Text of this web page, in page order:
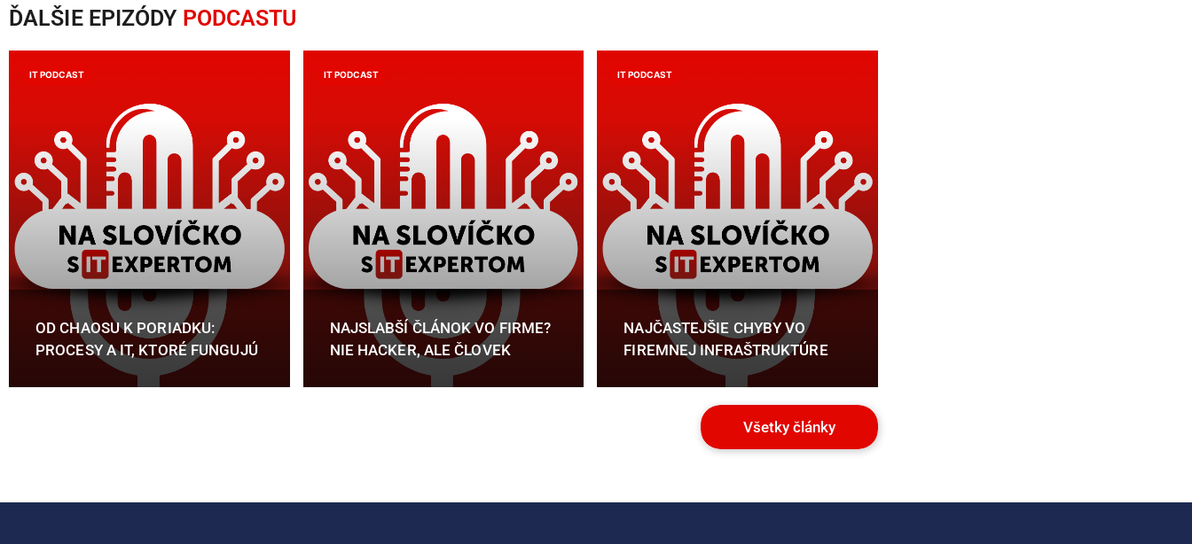
ĎALŠIE EPIZÓDY PODCASTU
OD CHAOSU K PORIADKU:
PROCESY A IT, KTORÉ FUNGUJÚ
IT PODCAST
NAJSLABŠÍ ČLÁNOK VO FIRME?
NIE HACKER, ALE ČLOVEK
IT PODCAST
NAJČASTEJŠIE CHYBY VO
FIREMNEJ INFRAŠTRUKTÚRE
IT PODCAST
Všetky články